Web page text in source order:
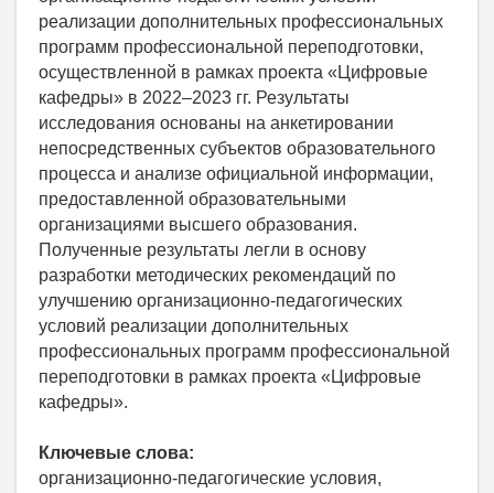
реализации дополнительных профессиональных
программ профессиональной переподготовки,
осуществленной в рамках проекта «Цифровые
кафедры» в 2022–2023 гг. Результаты
исследования основаны на анкетировании
непосредственных субъектов образовательного
процесса и анализе официальной информации,
предоставленной образовательными
организациями высшего образования.
Полученные результаты легли в основу
разработки методических рекомендаций по
улучшению организационно-педагогических
условий реализации дополнительных
профессиональных программ профессиональной
переподготовки в рамках проекта «Цифровые
кафедры».
Ключевые слова:
организационно-педагогические условия,